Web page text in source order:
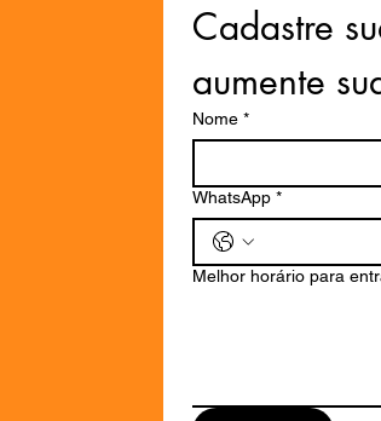
Cadastre
aumente
Nome *
WhatsApp *
Melhor horário para